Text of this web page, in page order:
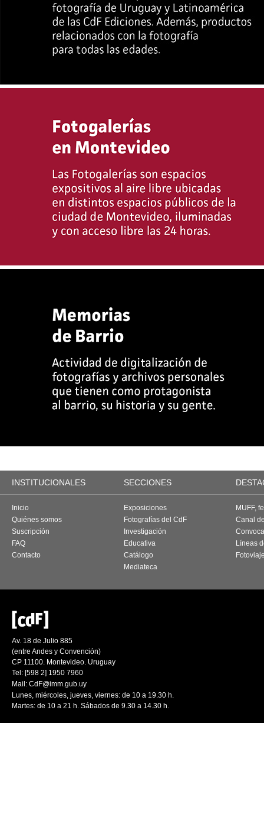
INSTITUCIONALES SECCIONES
Inicio
Quiénes somos
Suscripción
FAQ
Contacto
Exposiciones
Fotografías del CdF
Investigación
Educativa
Catálogo
Mediateca
MUFF,
Canal
Líneas
Av. 18 de Julio 885
(entre Andes y Convención)
CP 11100. Montevideo. Uruguay
Tel: [598 2] 1950 7960
Mail: CdF@imm.gub.uy
Lunes, miércoles, jueves, viernes: de 10 a 19.30 h.
Martes: de 10 a 21 h. Sábados de 9.30 a 14.30 h.